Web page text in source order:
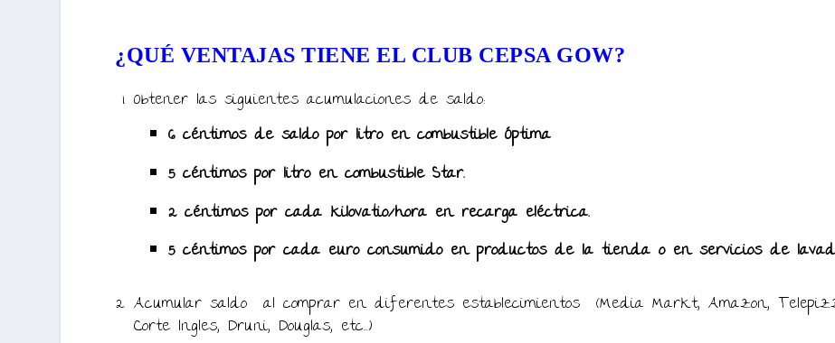
¿QUÉ VENTAJAS TIENE EL CLUB CEPSA GOW?
Obtener las siguientes acumulaciones de saldo:
6 céntimos de saldo por litro en combustible Óptima
5 céntimos por litro en combustible Star.
2 céntimos por cada kilovatio/hora en recarga eléctrica.
5 céntimos por cada euro consumido en productos de la tienda o en servicios de
Acumular saldo al comprar en diferentes establecimientos (Media Markt, Amazon,
Corte Ingles, Druni, Douglas, etc…)